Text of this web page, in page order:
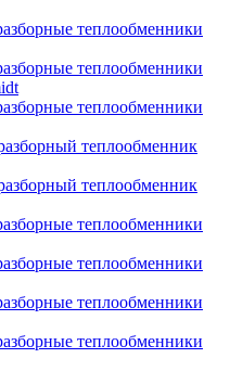
теплообменники
теплообменники
теплообменники
теплообменник
теплообменник
теплообменники
теплообменники
теплообменники
теплообменники